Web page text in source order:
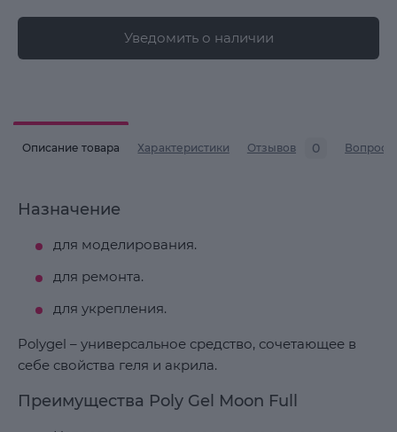
Уведомить о наличии
Описание товара Характеристики Отзывов 0 Вопросы
Назначение
для моделирования.
для ремонта.
для укрепления.
Polygel – универсальное средство, сочетающее в
себе свойства геля и акрила.
Преимущества Poly Gel Moon Full